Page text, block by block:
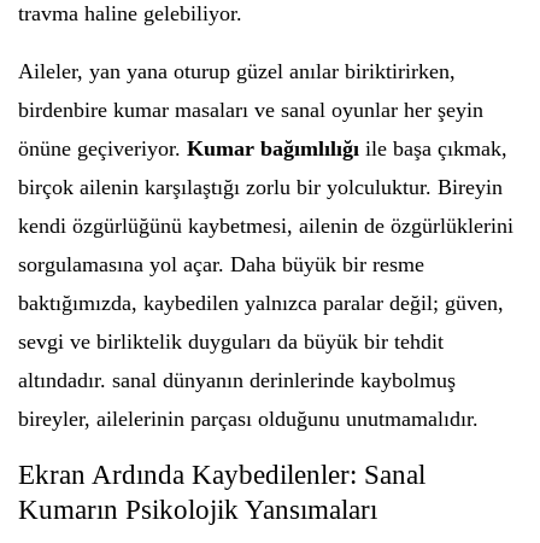
travma haline gelebiliyor.
Aileler, yan yana oturup güzel anılar biriktirirken,
birdenbire kumar masaları ve sanal oyunlar her şeyin
önüne geçiveriyor. Kumar bağımlılığı ile başa çıkmak,
birçok ailenin karşılaştığı zorlu bir yolculuktur. Bireyin
kendi özgürlüğünü kaybetmesi, ailenin de özgürlüklerini
sorgulamasına yol açar. Daha büyük bir resme
baktığımızda, kaybedilen yalnızca paralar değil; güven,
sevgi ve birliktelik duyguları da büyük bir tehdit
altındadır. sanal dünyanın derinlerinde kaybolmuş
bireyler, ailelerinin parçası olduğunu unutmamalıdır.
Ekran Ardında Kaybedilenler: Sanal
Kumarın Psikolojik Yansımaları